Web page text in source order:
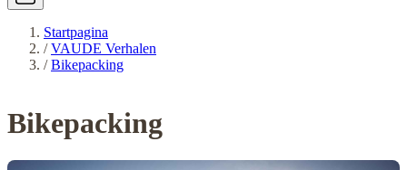
Startpagina
/ VAUDE Verhalen
/ Bikepacking
Bikepacking